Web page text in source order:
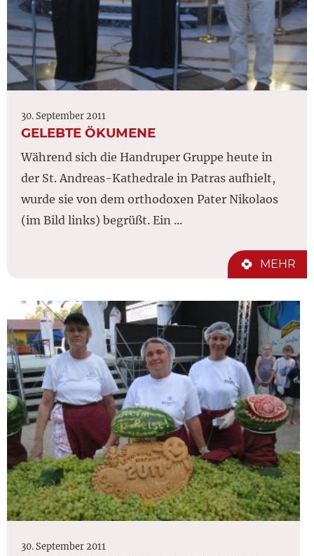
30. September 2011
GELEBTE ÖKUMENE
Während sich die Handruper Gruppe heute in
der St. Andreas-Kathedrale in Patras aufhielt,
wurde sie von dem orthodoxen Pater Nikolaos
(im Bild links) begrüßt. Ein ...
MEHR
30. September 2011